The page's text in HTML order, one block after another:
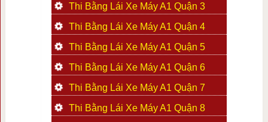
Thi Bằng Lái Xe Máy A1 Quận 3
Thi Bằng Lái Xe Máy A1 Quận 4
Thi Bằng Lái Xe Máy A1 Quận 5
Thi Bằng Lái Xe Máy A1 Quận 6
Thi Bằng Lái Xe Máy A1 Quận 7
Thi Bằng Lái Xe Máy A1 Quận 8